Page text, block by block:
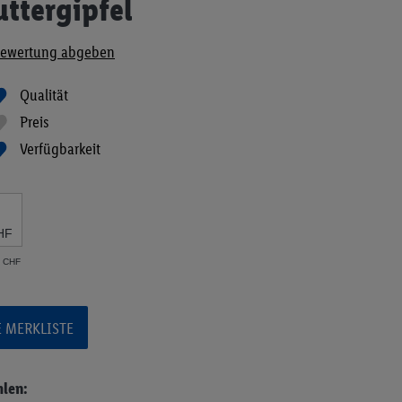
abgeben
Qualität
Preis
Verfügbarkeit